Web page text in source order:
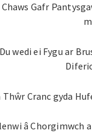
Gafr
wedi ei Fygu ar
Cranc gyda
â Chorgimwch